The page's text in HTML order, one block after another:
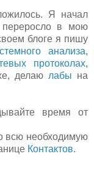
Я начал
переросло в мою
блоге я пишу
анализа,
протоколах,
делаю лабы на
время от
всю необходимую
Контактов.